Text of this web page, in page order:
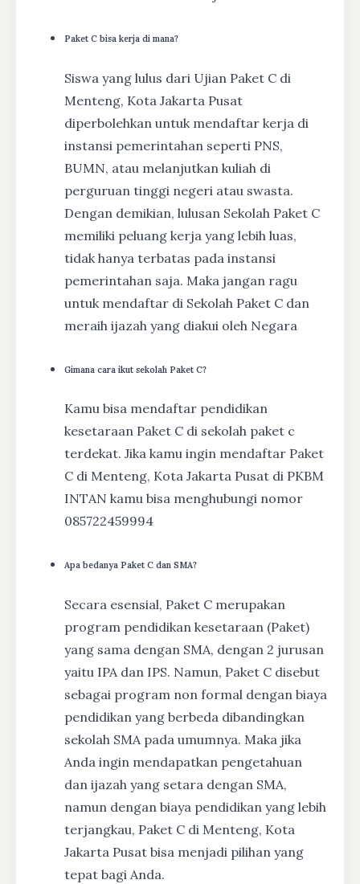
Paket C bisa kerja di mana?
Siswa yang lulus dari Ujian Paket C di
Menteng, Kota Jakarta Pusat
diperbolehkan untuk mendaftar kerja di
instansi pemerintahan seperti PNS,
BUMN, atau melanjutkan kuliah di
perguruan tinggi negeri atau swasta.
Dengan demikian, lulusan Sekolah Paket C
memiliki peluang kerja yang lebih luas,
tidak hanya terbatas pada instansi
pemerintahan saja. Maka jangan ragu
untuk mendaftar di Sekolah Paket C dan
meraih ijazah yang diakui oleh Negara
Gimana cara ikut sekolah Paket C?
Kamu bisa mendaftar pendidikan
kesetaraan Paket C di sekolah paket c
terdekat. Jika kamu ingin mendaftar Paket
C di Menteng, Kota Jakarta Pusat di PKBM
INTAN kamu bisa menghubungi nomor
085722459994
Apa bedanya Paket C dan SMA?
Secara esensial, Paket C merupakan
program pendidikan kesetaraan (Paket)
yang sama dengan SMA, dengan 2 jurusan
yaitu IPA dan IPS. Namun, Paket C disebut
sebagai program non formal dengan biaya
pendidikan yang berbeda dibandingkan
sekolah SMA pada umumnya. Maka jika
Anda ingin mendapatkan pengetahuan
dan ijazah yang setara dengan SMA,
namun dengan biaya pendidikan yang lebih
terjangkau, Paket C di Menteng, Kota
Jakarta Pusat bisa menjadi pilihan yang
tepat bagi Anda.